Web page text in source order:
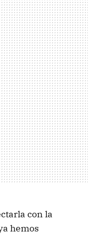
con la
hemos